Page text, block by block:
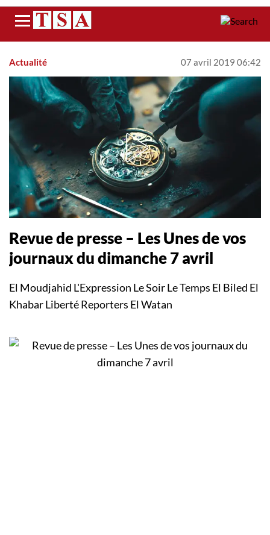
Menu
Actualité 07 avril 2019 06:42
Revue de presse – Les Unes de vos
journaux du dimanche 7 avril
El Moudjahid L'Expression Le Soir Le Temps El Biled El
Khabar Liberté Reporters El Watan